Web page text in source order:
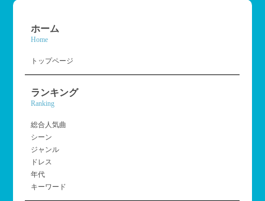
ホーム
Home
トップページ
ランキング
Ranking
総合人気曲
シーン
ジャンル
ドレス
年代
キーワード